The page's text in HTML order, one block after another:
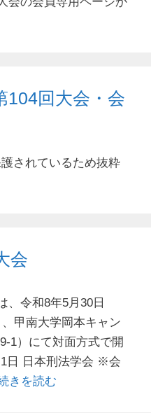
104回大会・会
されているため抜粋
会
、令和8年5月30日
、甲南大学岡本キャン
1）にて対面方式で開
日 日本刑法学会 ※会
きを読む